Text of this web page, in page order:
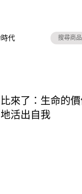
代
比來了：生命的
活出自我